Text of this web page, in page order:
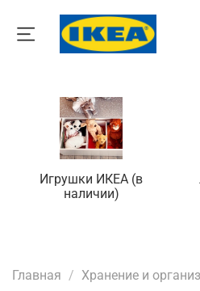
Игрушки ИКЕА (в
наличии)
Главная Хранение и